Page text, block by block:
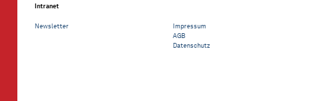
Intranet
Newsletter
Impressum
AGB
Datenschutz